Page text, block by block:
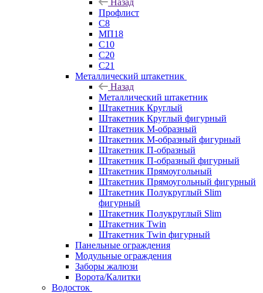
Назад
Профлист
С8
МП18
С10
С20
С21
Металлический штакетник
Назад
Металлический штакетник
Штакетник Круглый
Штакетник Круглый фигурный
Штакетник М-образный
Штакетник М-образный фигурный
Штакетник П-образный
Штакетник П-образный фигурный
Штакетник Прямоугольный
Штакетник Прямоугольный фигурный
Штакетник Полукруглый Slim
фигурный
Штакетник Полукруглый Slim
Штакетник Twin
Штакетник Twin фигурный
Панельные ограждения
Модульные ограждения
Заборы жалюзи
Ворота/Калитки
Водосток